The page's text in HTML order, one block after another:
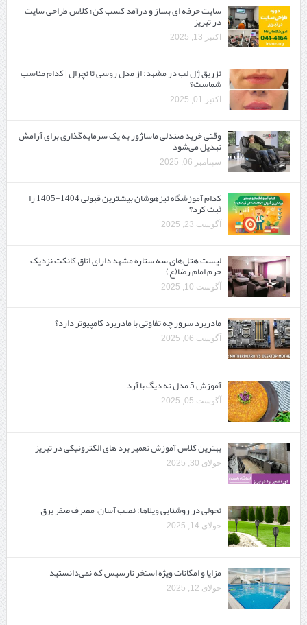
سایت حرفه ‌ای بساز و درآمد کسب کن؛ کلاس طراحی سایت
در تبریز
اکتبر 13, 2025
تزریق ژل لب در مشهد: از مدل روسی تا نچرال | کدام مناسب
شماست؟
اکتبر 01, 2025
وقتی خرید صندلی ماساژور به یک سرمایه‌گذاری برای آرامش
تبدیل می‌شود
سپتامبر 06, 2025
کدام آموزشگاه تیزهوشان بیشترین قبولی 1404-1405 را
ثبت کرد؟
آگوست 23, 2025
لیست هتل‌های سه ستاره مشهد دارای اتاق کانکت نزدیک
حرم امام رضا(ع)
آگوست 10, 2025
مادربرد سرور چه تفاوتی با مادربرد کامپیوتر دارد؟
آگوست 06, 2025
آموزش 5 مدل ته دیگ با آرد
آگوست 05, 2025
بهترین کلاس آموزش تعمیر برد های الکترونیکی در تبریز
جولای 30, 2025
تحولی در روشنایی ویلاها: نصب آسان، مصرف صفر برق
جولای 14, 2025
مزایا و امکانات ویژه استخر نارسیس که نمی‌دانستید
جولای 12, 2025